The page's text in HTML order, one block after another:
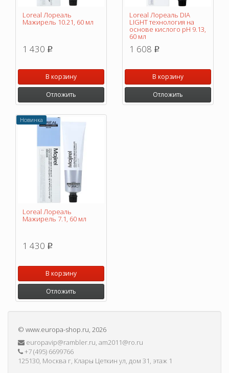
Loreal Лореаль
Мажирель 10.21, 60 мл
1 430 p
В корзину
Отложить
Loreal Лореаль DIA
LIGHT технология на
основе кислого pH 9.13,
60 мл
1 608 p
В корзину
Отложить
Новинка
Loreal Лореаль
Мажирель 7.1, 60 мл
1 430 p
В корзину
Отложить
© www.europa-shop.ru, 2026
europavip@rambler.ru, am2011@ro.ru
+7 (495) 6699766
125130, Москва г, Клары Цеткин ул, дом 31, этаж 1